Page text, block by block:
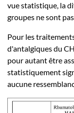
vue statistique, la
groupes ne sont
Pour les
d'antalgiques du
pour autant être
statistiquement
aucune